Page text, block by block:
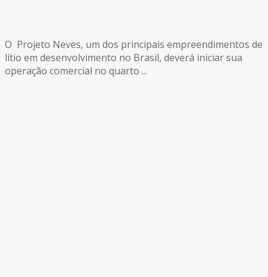
O Projeto Neves, um dos principais empreendimentos de
lítio em desenvolvimento no Brasil, deverá iniciar sua
operação comercial no quarto ...